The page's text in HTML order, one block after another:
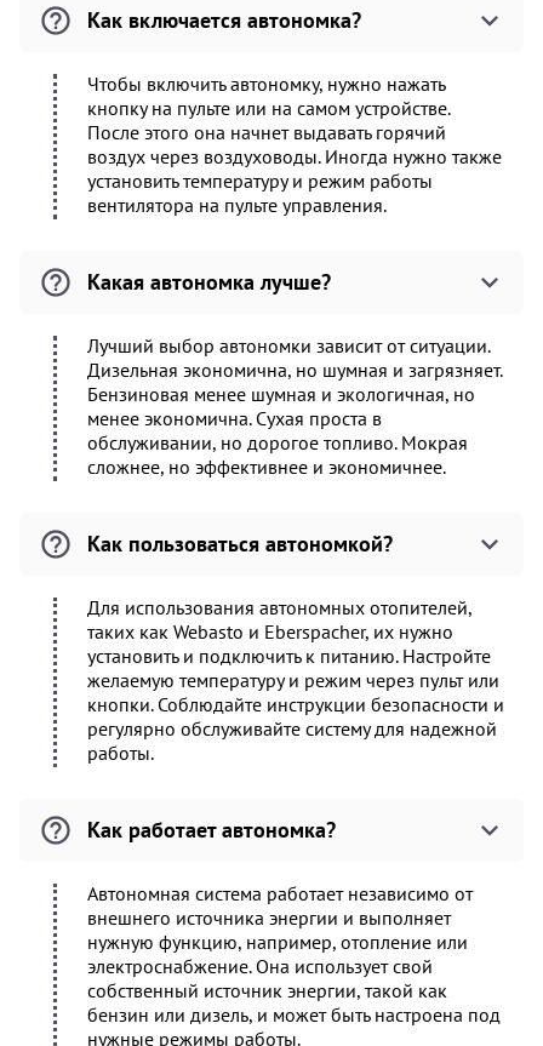
Как включается автономка?
Чтобы включить автономку, нужно нажать
кнопку на пульте или на самом устройстве.
После этого она начнет выдавать горячий
воздух через воздуховоды. Иногда нужно также
установить температуру и режим работы
вентилятора на пульте управления.
Какая автономка лучше?
Лучший выбор автономки зависит от ситуации.
Дизельная экономична, но шумная и загрязняет.
Бензиновая менее шумная и экологичная, но
менее экономична. Сухая проста в
обслуживании, но дорогое топливо. Мокрая
сложнее, но эффективнее и экономичнее.
Как пользоваться автономкой?
Для использования автономных отопителей,
таких как Webasto и Eberspacher, их нужно
установить и подключить к питанию. Настройте
желаемую температуру и режим через пульт или
кнопки. Соблюдайте инструкции безопасности и
регулярно обслуживайте систему для надежной
работы.
Как работает автономка?
Автономная система работает независимо от
внешнего источника энергии и выполняет
нужную функцию, например, отопление или
электроснабжение. Она использует свой
собственный источник энергии, такой как
бензин или дизель, и может быть настроена под
нужные режимы работы.